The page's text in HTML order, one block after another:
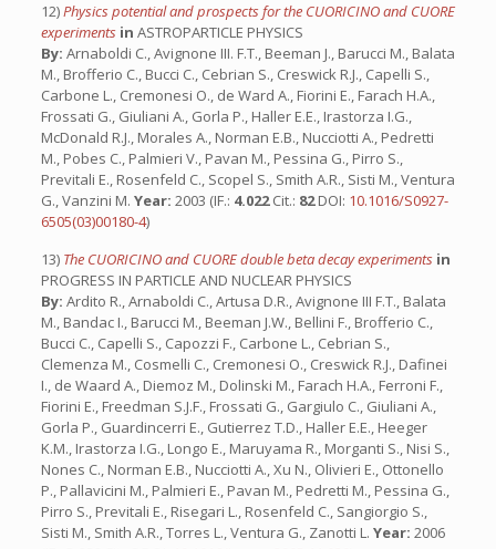
12)Physics potential and prospects for the CUORICINO and CUORE
experiments in ASTROPARTICLE PHYSICS
By: Arnaboldi C., Avignone III. F.T., Beeman J., Barucci M., Balata
M., Brofferio C., Bucci C., Cebrian S., Creswick R.J., Capelli S.,
Carbone L., Cremonesi O., de Ward A., Fiorini E., Farach H.A.,
Frossati G., Giuliani A., Gorla P., Haller E.E., Irastorza I.G.,
McDonald R.J., Morales A., Norman E.B., Nucciotti A., Pedretti
M., Pobes C., Palmieri V., Pavan M., Pessina G., Pirro S.,
Previtali E., Rosenfeld C., Scopel S., Smith A.R., Sisti M., Ventura
G., Vanzini M. Year: 2003 (IF.: 4.022Cit.: 82DOI: 10.1016/S0927-
6505(03)00180-4)
13) The CUORICINO and CUORE double beta decay experiments in
PROGRESS IN PARTICLE AND NUCLEAR PHYSICS
By: Ardito R., Arnaboldi C., Artusa D.R., Avignone III F.T., Balata
M., Bandac I., Barucci M., Beeman J.W., Bellini F., Brofferio C.,
Bucci C., Capelli S., Capozzi F., Carbone L., Cebrian S.,
Clemenza M., Cosmelli C., Cremonesi O., Creswick R.J., Dafinei
I., de Waard A., Diemoz M., Dolinski M., Farach H.A., Ferroni F.,
Fiorini E., Freedman S.J.F., Frossati G., Gargiulo C., Giuliani A.,
Gorla P., Guardincerri E., Gutierrez T.D., Haller E.E., Heeger
K.M., Irastorza I.G., Longo E., Maruyama R., Morganti S., Nisi S.,
Nones C., Norman E.B., Nucciotti A., Xu N., Olivieri E., Ottonello
P., Pallavicini M., Palmieri E., Pavan M., Pedretti M., Pessina G.,
Pirro S., Previtali E., Risegari L., Rosenfeld C., Sangiorgio S.,
Sisti M., Smith A.R., Torres L., Ventura G., Zanotti L. Year: 2006